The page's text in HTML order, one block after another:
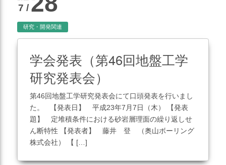
組織図
事業所図
軟弱地盤解析
道路河川/構造物設計
測量全般
災害対応
地盤調査
土質調査
7 /
研究・開発関連
学会発表（第46回地盤工学
研究発表会）
第46回地盤工学研究発表会にて口頭発表を行いまし
た。 【発表日】 平成23年7月7日（木） 【発表
題】 定堆積条件における砂岩層理面の繰り返しせ
ん断特性 【発表者】 藤井 登 （奥山ボーリング
株式会社） 【 […]